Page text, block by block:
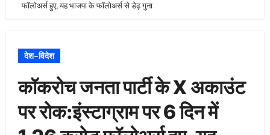
फॉलोअर्स हुए, यह भाजपा के फॉलोअर्स से डेढ़ गुना
देश-विदेश
कॉकरोच जनता पार्टी के X अकाउंट
पर रोक:इंस्टाग्राम पर 6 दिन में